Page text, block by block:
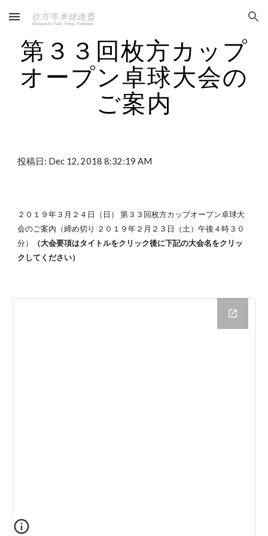
Skip to main content Skip to navigation
第３３回枚方カップ
オープン卓球大会の
ご案内
投稿日: Dec 12, 2018 8:32:19 AM
２０１９年３月２４日（日） 第３３回枚方カップオープン卓球大
会のご案内（締め切り ２０１９年２月２３日（土）午後４時３０
分）
（大会要項はタイトルをクリック後に下記の大会名をクリッ
クしてください）